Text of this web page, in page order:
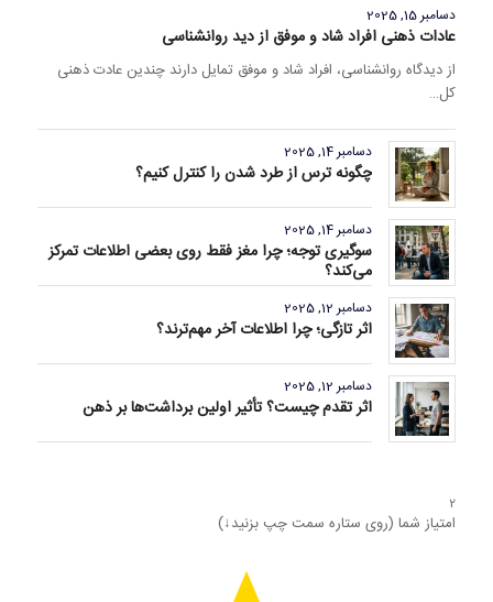
دسامبر 15, 2025
عادات ذهنی افراد شاد و موفق از دید روانشناسی
از دیدگاه روانشناسی، افراد شاد و موفق تمایل دارند چندین عادت ذهنی
کل…
دسامبر 14, 2025
چگونه ترس از طرد شدن را کنترل کنیم؟
دسامبر 14, 2025
سوگیری توجه؛ چرا مغز فقط روی بعضی اطلاعات تمرکز
می‌کند؟
دسامبر 12, 2025
اثر تازگی؛ چرا اطلاعات آخر مهم‌ترند؟
دسامبر 12, 2025
اثر تقدم چیست؟ تأثیر اولین برداشت‌ها بر ذهن
2
امتیاز شما (روی ستاره سمت چپ بزنید↓)